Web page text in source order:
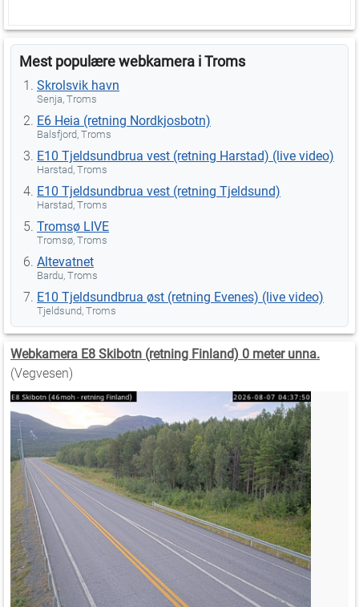
Mest populære webkamera i Troms
Skrolsvik havn
Senja, Troms
E6 Heia (retning Nordkjosbotn)
Balsfjord, Troms
E10 Tjeldsundbrua vest (retning Harstad) (live video)
Harstad, Troms
E10 Tjeldsundbrua vest (retning Tjeldsund)
Harstad, Troms
Tromsø LIVE
Tromsø, Troms
Altevatnet
Bardu, Troms
E10 Tjeldsundbrua øst (retning Evenes) (live video)
Tjeldsund, Troms
Webkamera E8 Skibotn (retning Finland) 0 meter unna.
(Vegvesen)